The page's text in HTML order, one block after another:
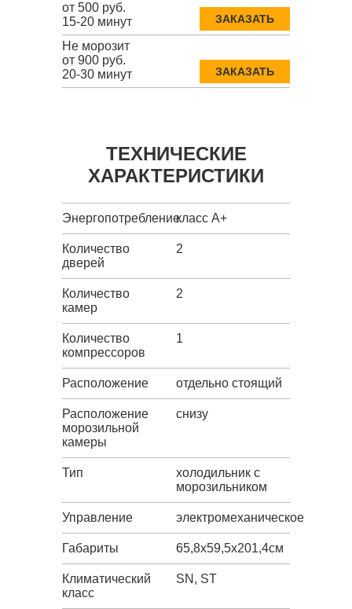
от 500 руб.
15-20 минут
ЗАКАЗАТЬ
Не морозит
от 900 руб.
20-30 минут
ЗАКАЗАТЬ
ТЕХНИЧЕСКИЕ
ХАРАКТЕРИСТИКИ
Энергопотреблениекласс A+
Количество
дверей
2
Количество
камер
2
Количество
компрессоров
1
Расположение отдельно стоящий
Расположение
морозильной
камеры
снизу
Тип
холодильник с
морозильником
Управление электромеханическое
Габариты 65,8х59,5х201,4см
Климатический
класс
SN, ST